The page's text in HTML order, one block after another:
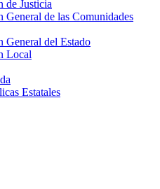
de Justicia
General de las Comunidades
General del Estado
Local
Estatales